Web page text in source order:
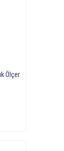
Ölçer